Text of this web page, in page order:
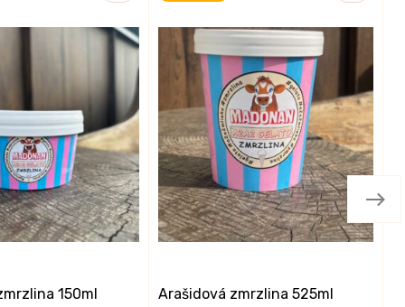
150ml Arašidová zmrzlina 525ml